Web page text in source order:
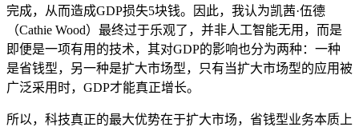
完成，从而造成GDP损失5块钱。因此，我认为凯茜·伍德
（Cathie Wood）最终过于乐观了，并非人工智能无用，而是
即便是一项有用的技术，其对GDP的影响也分为两种：一种
是省钱型，另一种是扩大市场型，只有当扩大市场型的应用被
广泛采用时，GDP才能真正增长。
所以，科技真正的最大优势在于扩大市场，省钱型业务本质上